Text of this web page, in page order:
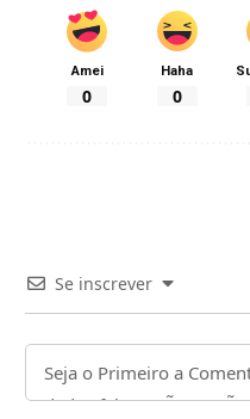
Amei
0
Haha
0
Se inscrever